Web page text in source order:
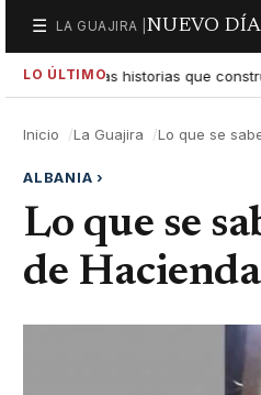
☰
Secciones
LA GUAJIRA | NUEVO
LO ÚLTIMO
las historias que construyen
Inicio La Guajira Lo que se
ALBANIA›
Lo que se
de